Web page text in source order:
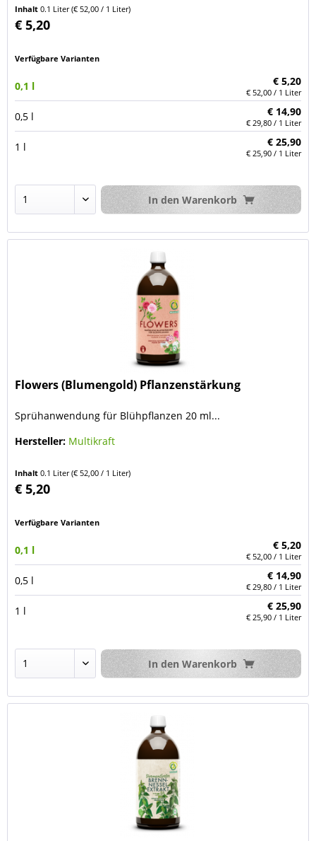
Inhalt0.1 Liter(€ 52,00 / 1 Liter)
€ 5,20
Verfügbare Varianten
0,1 l € 5,20
€ 52,00 / 1 Liter
0,5 l € 14,90
€ 29,80 / 1 Liter
1 l € 25,90
€ 25,90 / 1 Liter
In den Warenkorb
Flowers (Blumengold) Pflanzenstärkung
Sprühanwendung für Blühpflanzen 20 ml...
Hersteller: Multikraft
Inhalt0.1 Liter(€ 52,00 / 1 Liter)
€ 5,20
Verfügbare Varianten
0,1 l € 5,20
€ 52,00 / 1 Liter
0,5 l € 14,90
€ 29,80 / 1 Liter
1 l € 25,90
€ 25,90 / 1 Liter
In den Warenkorb